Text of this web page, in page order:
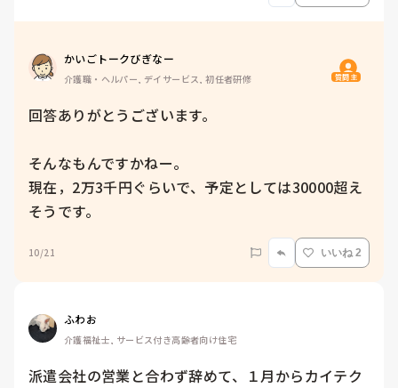
かいごトークびぎなー
介護職・ヘルパー, デイサービス, 初任者研修 質問主
回答ありがとうございます。
そんなもんですかねー。
現在，2万3千円ぐらいで、予定としては30000超え
そうです。
10/21 いいね 2
ふわお
介護福祉士, サービス付き高齢者向け住宅
派遣会社の営業と合わず辞めて、１月からカイテク